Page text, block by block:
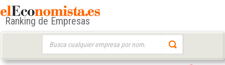
Ranking de Empresas